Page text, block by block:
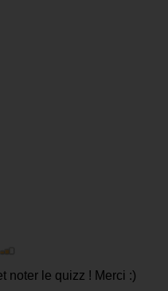
noter le quizz ! Merci :)